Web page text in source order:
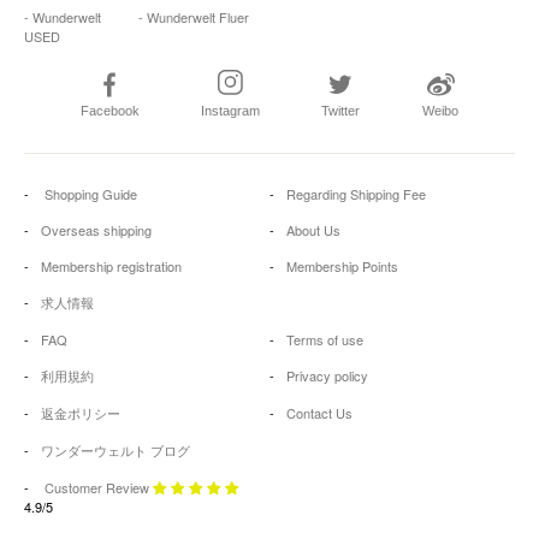
- Wunderwelt
USED
- Wunderwelt Fluer
Facebook Instagram Twitter Weibo
Shopping Guide
Regarding Shipping Fee
Overseas shipping
About Us
Membership registration
Membership Points
求人情報
FAQ
Terms of use
利用規約
Privacy policy
返金ポリシー
Contact Us
ワンダーウェルト ブログ
Customer Review
4.9/5